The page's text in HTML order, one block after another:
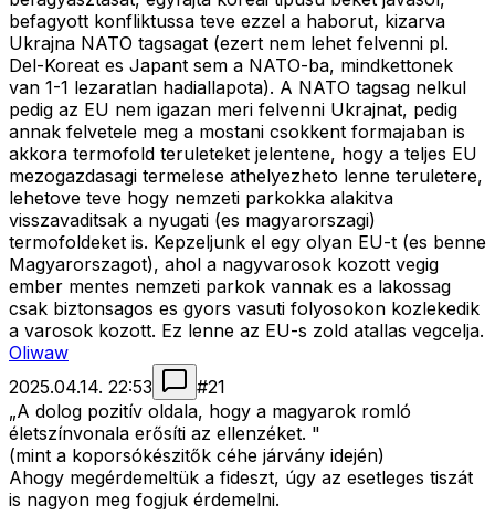
befagyott konfliktussa teve ezzel a haborut, kizarva
Ukrajna NATO tagsagat (ezert nem lehet felvenni pl.
Del-Koreat es Japant sem a NATO-ba, mindkettonek
van 1-1 lezaratlan hadiallapota). A NATO tagsag nelkul
pedig az EU nem igazan meri felvenni Ukrajnat, pedig
annak felvetele meg a mostani csokkent formajaban is
akkora termofold teruleteket jelentene, hogy a teljes EU
mezogazdasagi termelese athelyezheto lenne teruletere,
lehetove teve hogy nemzeti parkokka alakitva
visszavaditsak a nyugati (es magyarorszagi)
termofoldeket is. Kepzeljunk el egy olyan EU-t (es benne
Magyarorszagot), ahol a nagyvarosok kozott vegig
ember mentes nemzeti parkok vannak es a lakossag
csak biztonsagos es gyors vasuti folyosokon kozlekedik
a varosok kozott. Ez lenne az EU-s zold atallas vegcelja.
Oliwaw
2025.04.14. 22:53
#21
„A dolog pozitív oldala, hogy a magyarok romló
életszínvonala erősíti az ellenzéket. "
(mint a koporsókészitők céhe járvány idején)
Ahogy megérdemeltük a fideszt, úgy az esetleges tiszát
is nagyon meg fogjuk érdemelni.